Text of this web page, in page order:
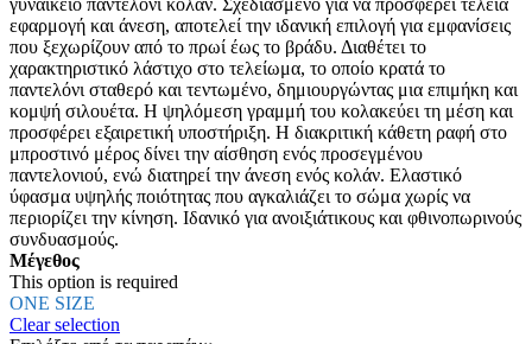
επιλογές
μπορούν
να
επιλεγούν
στη
σελίδα
του
προϊόντος
γυναικείο παντελόνι κολάν. Σχεδιασμένο για να προσφέρει τέλεια
εφαρμογή και άνεση, αποτελεί την ιδανική επιλογή για εμφανίσεις
που ξεχωρίζουν από το πρωί έως το βράδυ. Διαθέτει το
χαρακτηριστικό λάστιχο στο τελείωμα, το οποίο κρατά το
παντελόνι σταθερό και τεντωμένο, δημιουργώντας μια επιμήκη και
κομψή σιλουέτα. Η ψηλόμεση γραμμή του κολακεύει τη μέση και
προσφέρει εξαιρετική υποστήριξη. Η διακριτική κάθετη ραφή στο
μπροστινό μέρος δίνει την αίσθηση ενός προσεγμένου
παντελονιού, ενώ διατηρεί την άνεση ενός κολάν. Ελαστικό
ύφασμα υψηλής ποιότητας που αγκαλιάζει το σώμα χωρίς να
περιορίζει την κίνηση. Ιδανικό για ανοιξιάτικους και φθινοπωρινούς
συνδυασμούς.
Μέγεθος
This option is required
ONE SIZE
Clear selection